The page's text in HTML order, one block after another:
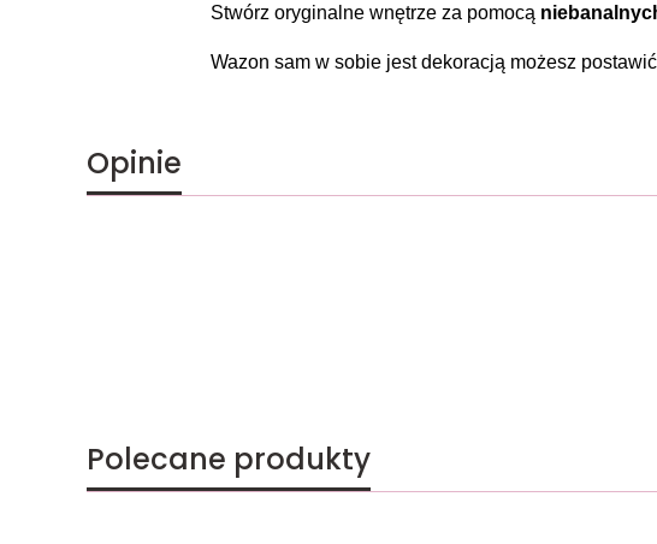
Stwórz oryginalne wnętrze za pomocą
Wazon sam w sobie jest dekoracją możesz
Opinie
Polecane produkty